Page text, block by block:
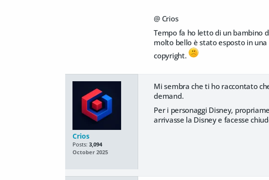
@ Crios
Tempo fa ho letto di un bambino
molto bello è stato esposto in
copyright.
Crios
Posts: 3,094
October 2025
Mi sembra che ti ho raccontato
demand.
Per i personaggi Disney,
arrivasse la Disney e facesse